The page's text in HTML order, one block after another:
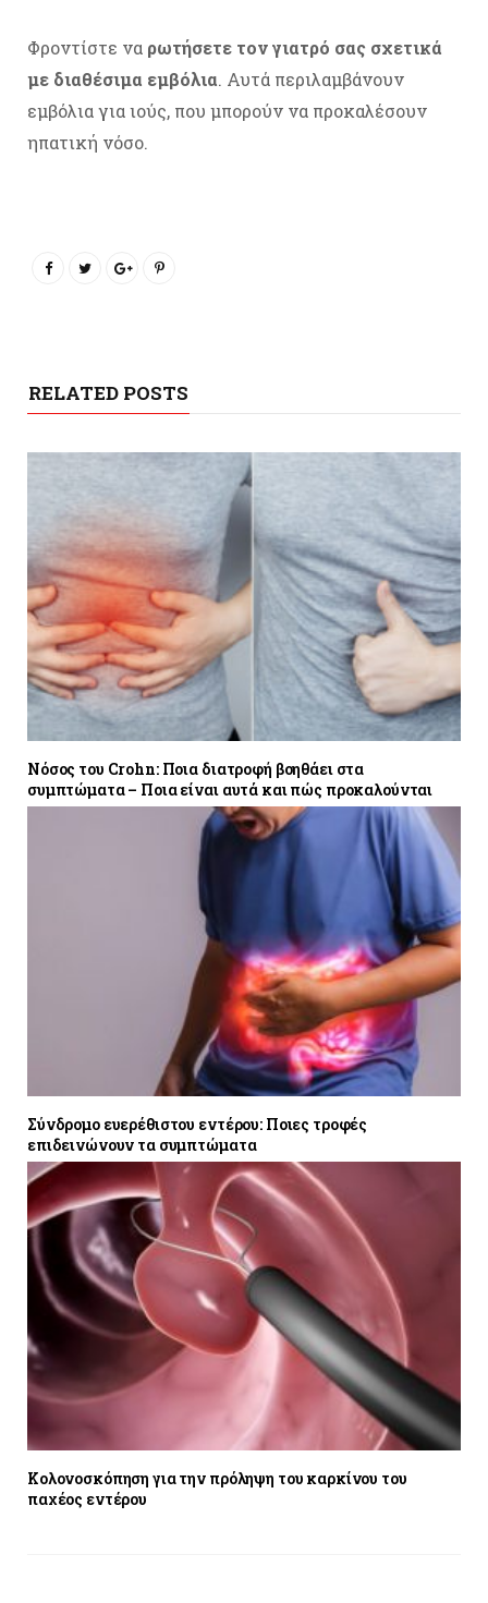
Φροντίστε να ρωτήσετε τον γιατρό σας σχετικά
με διαθέσιμα εμβόλια. Αυτά περιλαμβάνουν
εμβόλια για ιούς, που μπορούν να προκαλέσουν
ηπατική νόσο.
RELATED POSTS
Νόσος του Crohn: Ποια διατροφή βοηθάει στα
συμπτώματα – Ποια είναι αυτά και πώς προκαλούνται
Σύνδρομο ευερέθιστου εντέρου: Ποιες τροφές
επιδεινώνουν τα συμπτώματα
Κολονοσκόπηση για την πρόληψη του καρκίνου του
παχέος εντέρου